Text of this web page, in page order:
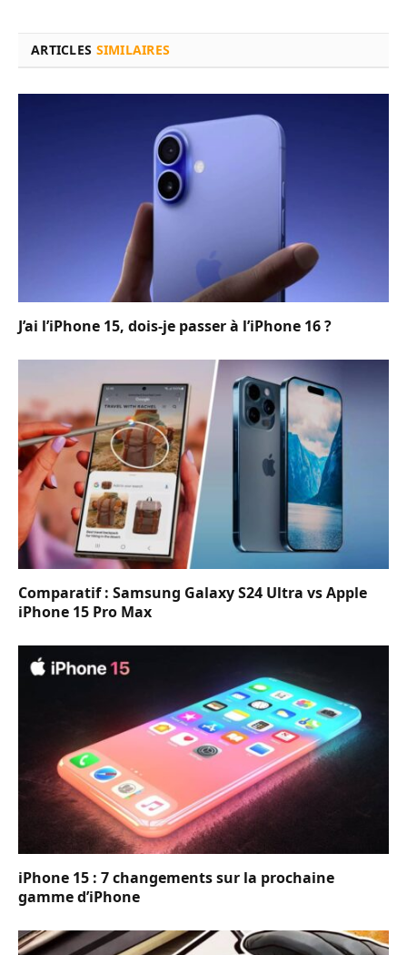
ARTICLES SIMILAIRES
J’ai l’iPhone 15, dois-je passer à l’iPhone 16 ?
Comparatif : Samsung Galaxy S24 Ultra vs Apple
iPhone 15 Pro Max
iPhone 15 : 7 changements sur la prochaine
gamme d’iPhone